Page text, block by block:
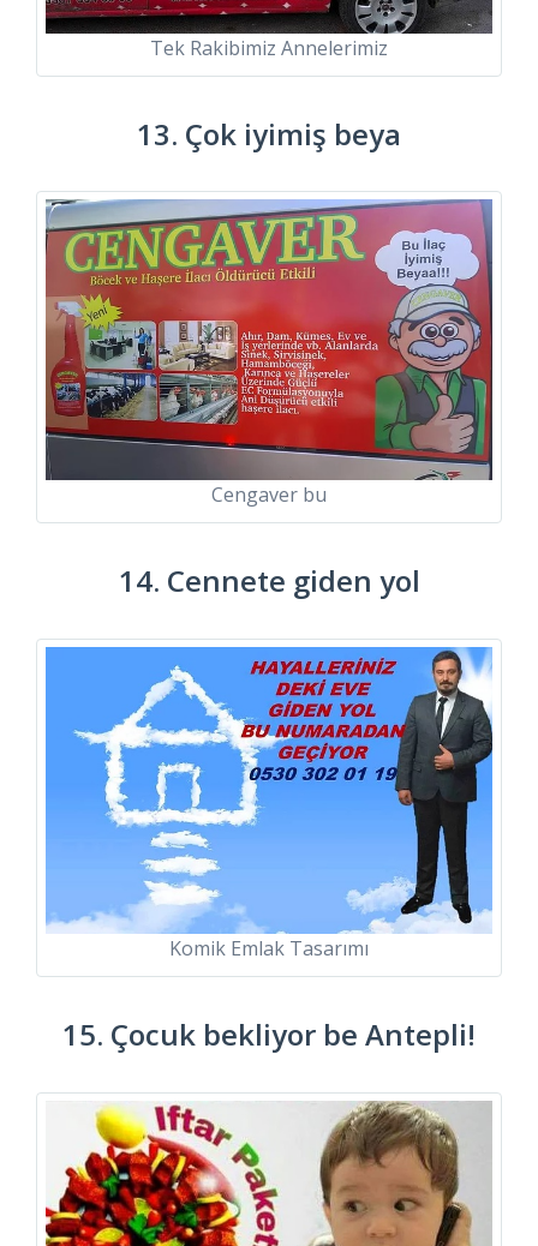
Tek Rakibimiz Annelerimiz
13. Çok iyimiş beya
Cengaver bu
14. Cennete giden yol
Komik Emlak Tasarımı
15. Çocuk bekliyor be Antepli!